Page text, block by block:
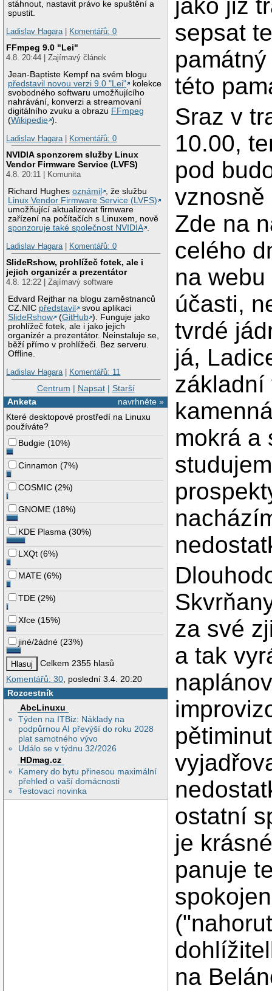
stáhnout, nastavit právo ke spuštění a
spustit.
Ladislav Hagara| Komentářů: 0
FFmpeg 9.0 "Lei"
4.8. 20:44 | Zajímavý článek
Jean-Baptiste Kempf na svém blogu
představil novou verzi 9.0 "Lei"
kolekce
svobodného softwaru umožňujícího
nahrávání, konverzi a streamovaní
digitálního zvuku a obrazu FFmpeg
(Wikipedie ).
Ladislav Hagara| Komentářů: 0
NVIDIA sponzorem služby Linux
Vendor Firmware Service (LVFS)
4.8. 20:11 | Komunita
Richard Hughesoznámil
, že službu
Linux Vendor Firmware Service (LVFS)
umožňující aktualizovat firmware
zařízení na počítačích s Linuxem, nově
sponzoruje také společnost NVIDIA .
Ladislav Hagara| Komentářů: 0
SlideRshow, prohlížeč fotek, ale i
jejich organizér a prezentátor
4.8. 12:22 | Zajímavý software
Edvard Rejthar na blogu zaměstnanců
CZ.NIC představil
svou aplikaci
SlideRshow
(GitHub ). Funguje jako
prohlížeč fotek, ale i jako jejich
organizér a prezentátor. Neinstaluje se,
běží přímo v prohlížeči. Bez serveru.
Offline.
Ladislav Hagara| Komentářů: 11
Centrum | Napsat| Starší
navrhněte »
Anketa
Které desktopové prostředí na Linuxu
používáte?
Budgie (10%)
Cinnamon (7%)
COSMIC (2%)
GNOME (18%)
KDE Plasma (30%)
LXQt (6%)
MATE (6%)
TDE (2%)
Xfce (15%)
jiné/žádné (23%)
Celkem 2355 hlasů
Komentářů: 30 , poslední 3.4. 20:20
Rozcestník
AbcLinuxu
Týden na ITBiz: Náklady na
podpůrnou AI převýší do roku 2028
plat samotného vývo
Událo se v týdnu 32/2026
HDmag.cz
Kamery do bytu přinesou maximální
přehled o vaší domácnosti
Testovací novinka
jako již
sepsat
této
Sraz v
10.00,
pod
vznosně
Zde na
celého
na
účasti,
tvrdé
já,
základní
mokrá a
za své
a tak
ostatní
je
panuje
na